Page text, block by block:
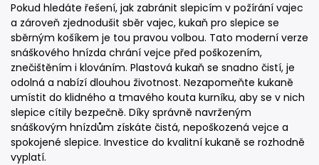
Pokud hledáte řešení, jak zabránit slepicím v požírání vajec
a zároveň zjednodušit sběr vajec, kukaň pro slepice se
sběrným košíkem je tou pravou volbou. Tato moderní verze
snáškového hnízda chrání vejce před poškozením,
znečištěním i klováním. Plastová kukaň se snadno čistí, je
odolná a nabízí dlouhou životnost. Nezapomeňte kukaně
umístit do klidného a tmavého kouta kurníku, aby se v nich
slepice cítily bezpečně. Díky správně navrženým
snáškovým hnízdům získáte čistá, nepoškozená vejce a
spokojené slepice. Investice do kvalitní kukaně se rozhodně
vyplatí.